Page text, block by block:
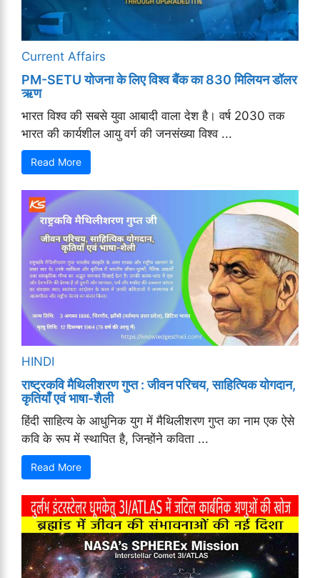
Current Affairs
PM-SETU योजना के लिए विश्व बैंक का 830 मिलियन डॉलर
ऋण
भारत विश्व की सबसे युवा आबादी वाला देश है। वर्ष 2030 तक
भारत की कार्यशील आयु वर्ग की जनसंख्या विश्व ...
Read More
HINDI
राष्ट्रकवि मैथिलीशरण गुप्त : जीवन परिचय, साहित्यिक योगदान,
कृतियाँ एवं भाषा-शैली
हिंदी साहित्य के आधुनिक युग में मैथिलीशरण गुप्त का नाम एक ऐसे
कवि के रूप में स्थापित है, जिन्होंने कविता ...
Read More